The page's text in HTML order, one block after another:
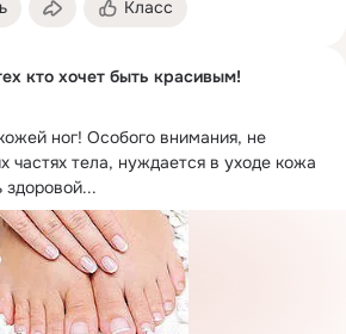
Класс
кто хочет быть красивым!
ног! Особого внимания, не
частях тела, нуждается в уходе кожа
здоровой...